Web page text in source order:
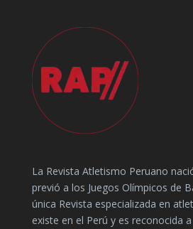
La Revista Atletismo Peruano
previó a los Juegos Olímpicos de
única Revista especializada en
existe en el Perú y es reconocida